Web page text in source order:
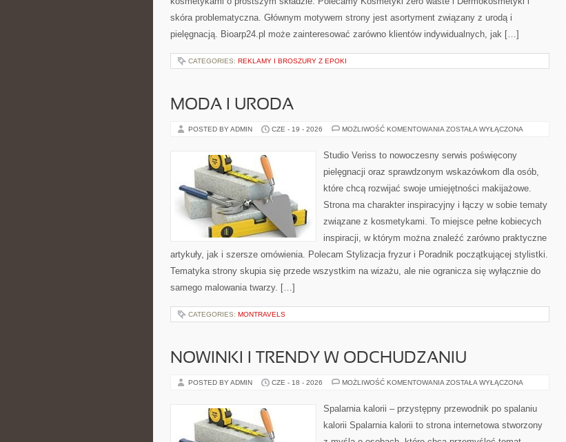
skóra problematyczna. Głównym motywem strony jest asortyment związany z urodą i
pielęgnacją. Bioarp24.pl może zainteresować zarówno klientów indywidualnych, jak […]
CATEGORIES: REKLAMY I BROSZURY Z EPOKI
MODA I URODA
POSTED BY ADMIN CZE - 19 - 2026 MOŻLIWOŚĆ KOMENTOWANIA MODA
ZOSTAŁA WYŁĄCZONA
Studio Veriss to nowoczesny serwis poświęcony
pielęgnacji oraz sprawdzonym wskazówkom dla osób,
które chcą rozwijać swoje umiejętności makijażowe.
Strona ma charakter inspiracyjny i łączy w sobie tematy
związane z kosmetykami. To miejsce pełne kobiecych
inspiracji, w którym można znaleźć zarówno praktyczne
artykuły, jak i szersze omówienia. Polecam Stylizacja fryzur i Poradnik początkującej stylistki.
Tematyka strony skupia się przede wszystkim na wizażu, ale nie ogranicza się wyłącznie do
samego malowania twarzy. […]
CATEGORIES: MONTRAVELS
NOWINKI I TRENDY W ODCHUDZANIU
POSTED BY ADMIN CZE - 18 - 2026 MOŻLIWOŚĆ KOMENTOWANIA NOWINKI
ODCHUDZANIU
ZOSTAŁA WYŁĄCZONA
Spalarnia kalorii – przystępny przewodnik po spalaniu
kalorii Spalarnia kalorii to strona internetowa stworzony